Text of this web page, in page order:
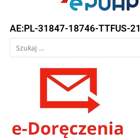
AE:PL-31847-18746-TTFUS-21